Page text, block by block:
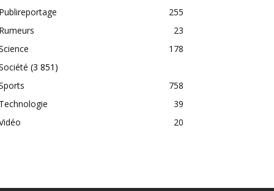
Publireportage
255
Rumeurs
23
178
(3 851)
758
Technologie
39
20